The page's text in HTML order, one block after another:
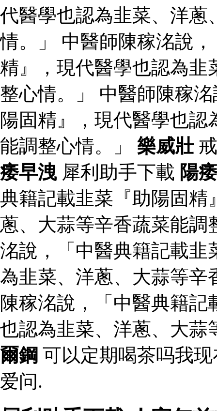
代醫學也認為韭菜、洋蔥
情。」 中醫師陳稼洺說
精』，現代醫學也認為韭
整心情。」 中醫師陳稼
陽固精』，現代醫學也
能調整心情。」 樂威壯
痿早洩 犀利助手下載 陽
典籍記載韭菜『助陽固精
蔥、大蒜等辛香蔬菜能
洺說，「中醫典籍記載韭
為韭菜、洋蔥、大蒜等辛
陳稼洺說，「中醫典籍
也認為韭菜、洋蔥、大
爾鋼 可以定期喝茶吗我
爱问.